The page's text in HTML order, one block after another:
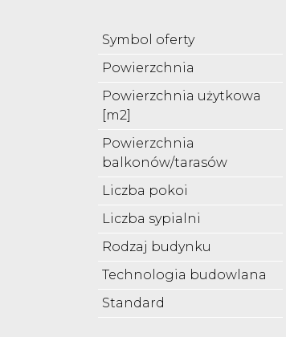
Symbol oferty
Powierzchnia
Powierzchnia użytkowa
[m2]
Powierzchnia
balkonów/tarasów
Liczba pokoi
Liczba sypialni
Rodzaj budynku
Technologia budowlana
Standard